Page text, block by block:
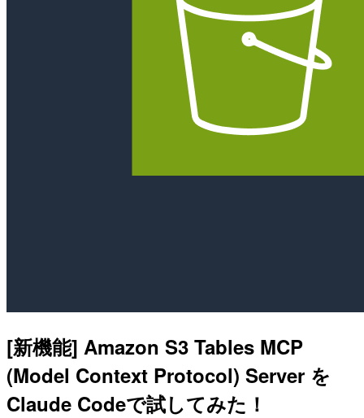
[新機能] Amazon S3 Tables MCP
(Model Context Protocol) Server を
Claude Codeで試してみた！